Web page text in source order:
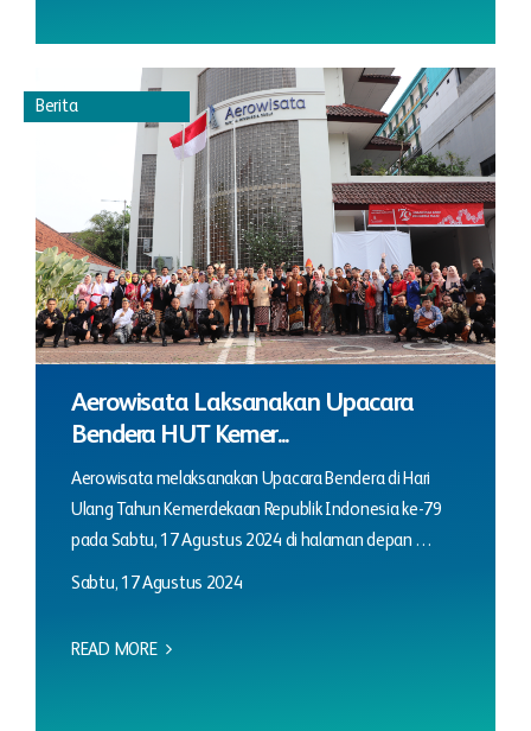
Berita
Aerowisata Laksanakan Upacara
Bendera HUT Kemer...
Aerowisata melaksanakan Upacara Bendera di Hari
Ulang Tahun Kemerdekaan Republik Indonesia ke-79
pada Sabtu, 17 Agustus 2024 di halaman depan …
Sabtu, 17 Agustus 2024
READ MORE